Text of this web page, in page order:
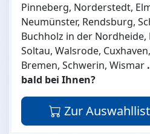
Pinneberg, Norderstedt,
Neumünster, Rendsburg,
Buchholz in der Nordheide,
Soltau, Walsrode,
Bremen, Schwerin, Wismar
bald bei Ihnen?
Zur